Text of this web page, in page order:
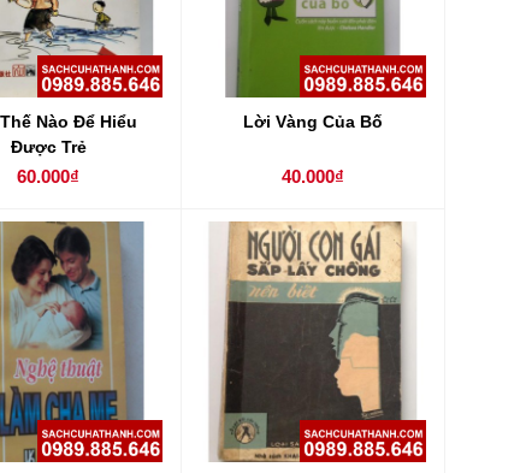
Nào Để Hiểu
Được Trẻ
60.000₫
Lời Vàng Của Bố
40.000₫